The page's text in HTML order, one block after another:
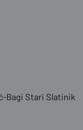
Bagi Stari Slatinik